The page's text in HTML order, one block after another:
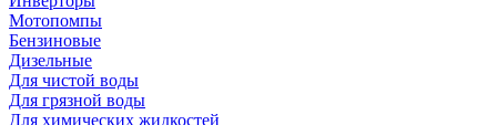
Мотопомпы
Бензиновые
Дизельные
Для чистой воды
Для грязной воды
Для химических жидкостей